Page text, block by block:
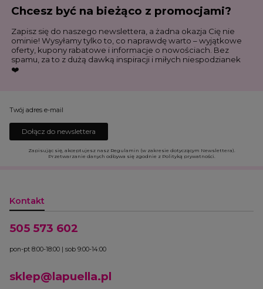
Chcesz być na bieżąco z promocjami?
Zapisz się do naszego newslettera, a żadna okazja Cię nie
ominie! Wysyłamy tylko to, co naprawdę warto – wyjątkowe
oferty, kupony rabatowe i informacje o nowościach. Bez
spamu, za to z dużą dawką inspiracji i miłych niespodzianek
❤️
Twój adres e-mail
Dołącz do newslettera
Zapisując się, akceptujesz nasz Regulamin (w zakresie dotyczącym Newslettera).
Przetwarzanie danych odbywa się zgodnie z Polityką prywatności.
Kontakt
505 573 602
pon-pt 8:00-18:00 | sob 9:00-14:00
sklep@lapuella.pl